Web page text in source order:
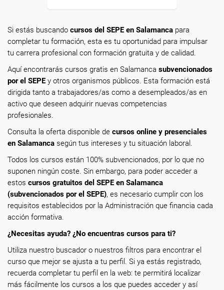
Si estás buscando cursos del SEPE en Salamanca para
completar tu formación, esta es tu oportunidad para impulsar
tu carrera profesional con formación gratuita y de calidad.
Aquí encontrarás cursos gratis en Salamanca subvencionados
por el SEPEy otros organismos públicos. Esta formación está
dirigida tanto a trabajadores/as como a desempleados/as en
activo que deseen adquirir nuevas competencias
profesionales.
Consulta la oferta disponible de cursos online y presenciales
en Salamanca según tus intereses y tu situación laboral.
Todos los cursos están 100% subvencionados, por lo que no
suponen ningún coste. Sin embargo, para poder acceder a
estos cursos gratuitos del SEPE en Salamanca
(subvencionados por el SEPE), es necesario cumplir con los
requisitos establecidos por la Administración que financia cada
acción formativa.
¿Necesitas ayuda? ¿No encuentras cursos para ti?
Utiliza nuestro buscador o nuestros filtros para encontrar el
curso que mejor se ajusta a tu perfil. Si ya estás registrado,
recuerda completar tu perfil en la web: te permitirá localizar
más fácilmente los cursos a los que puedes acceder y así